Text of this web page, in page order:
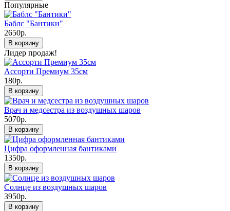
Популярные
Баблс "Бантики"
2650р.
В корзину
Лидер продаж!
Ассорти Премиум 35см
180р.
В корзину
Врач и медсестра из воздушных шаров
5070р.
В корзину
Цифра оформленная бантиками
1350р.
В корзину
Солнце из воздушных шаров
3950р.
В корзину